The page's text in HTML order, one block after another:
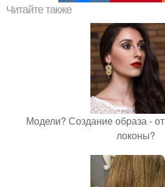
Читайте также
Модели? Создание образа -
локоны?